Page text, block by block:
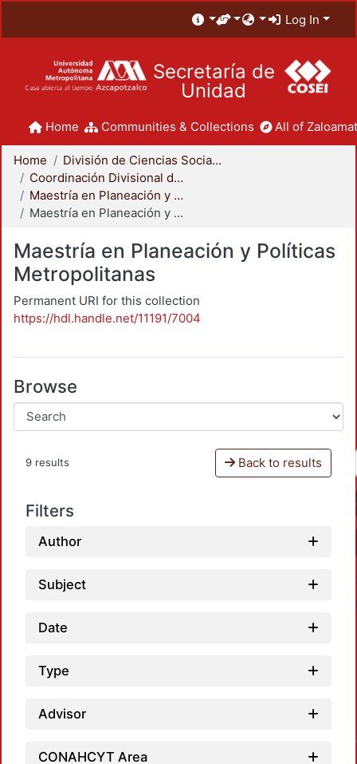
Log In
Secretaría de
Unidad
Home Communities & Collections All of
Home
División de Ciencias Sociales y Humanidades
Coordinación Divisional de Posgrado
Maestría en Planeación y Políticas Metropolitanas
Maestría en Planeación y Políticas Metropolitanas
Maestría en Planeación y Políticas
Metropolitanas
Permanent URI for this collection
https://hdl.handle.net/11191/7004
Browse
9 results Back to results
Filters
Author
Subject
Date
Type
Advisor
CONAHCYT Area